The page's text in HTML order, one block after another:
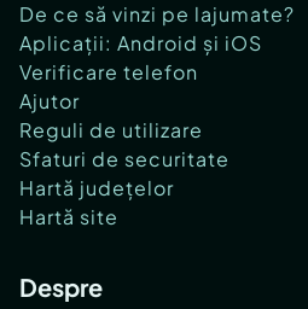
De ce să vinzi pe lajumate?
Aplicații: Android și iOS
Verificare telefon
Ajutor
Reguli de utilizare
Sfaturi de securitate
Hartă județelor
Hartă site
Despre